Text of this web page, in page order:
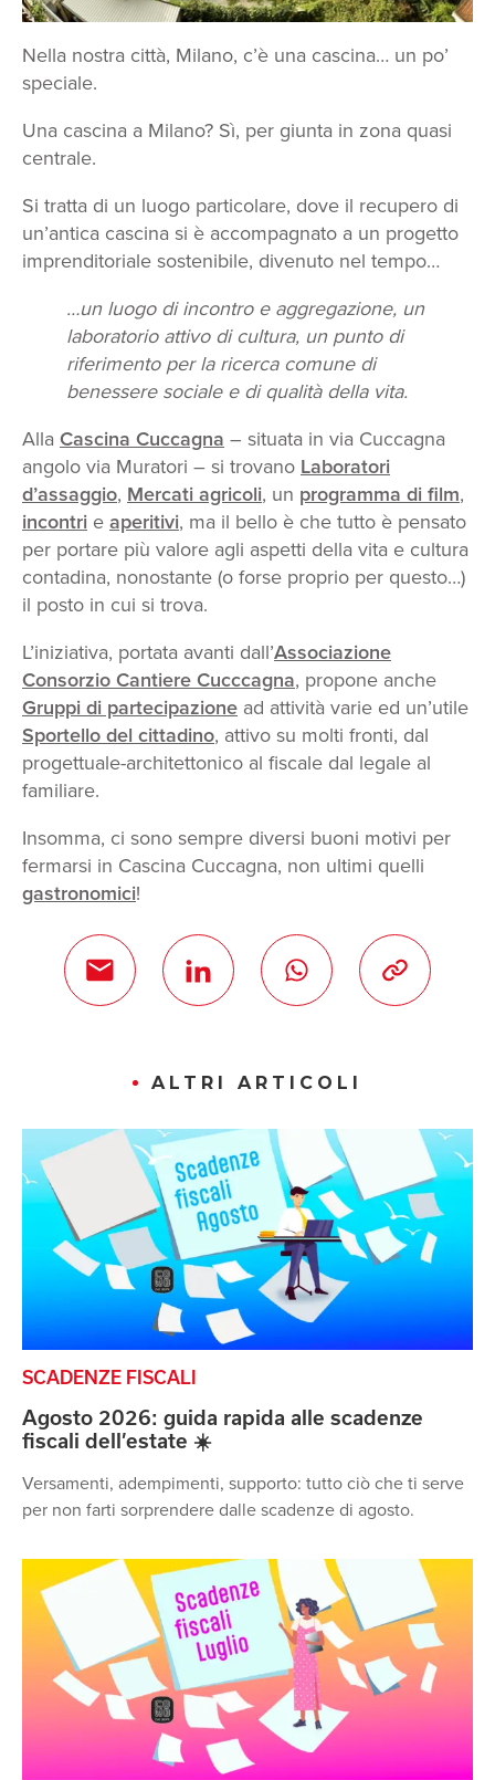
Nella nostra città, Milano, c’è una cascina… un po’
speciale.
Una cascina a Milano? Sì, per giunta in zona quasi
centrale.
Si tratta di un luogo particolare, dove il recupero di
un’antica cascina si è accompagnato a un progetto
imprenditoriale sostenibile, divenuto nel tempo…
…un luogo di incontro e aggregazione, un
laboratorio attivo di cultura, un punto di
riferimento per la ricerca comune di
benessere sociale e di qualità della vita.
Alla Cascina Cuccagna – situata in via Cuccagna
angolo via Muratori – si trovano Laboratori
d’assaggio, Mercati agricoli, un programma di film,
incontri eaperitivi, ma il bello è che tutto è pensato
per portare più valore agli aspetti della vita e cultura
contadina, nonostante (o forse proprio per questo…)
il posto in cui si trova.
L’iniziativa, portata avanti dall’Associazione
Consorzio Cantiere Cucccagna, propone anche
Gruppi di partecipazione ad attività varie ed un’utile
Sportello del cittadino, attivo su molti fronti, dal
progettuale-architettonico al fiscale dal legale al
familiare.
Insomma, ci sono sempre diversi buoni motivi per
fermarsi in Cascina Cuccagna, non ultimi quelli
gastronomici!
ALTRI ARTICOLI
SCADENZE FISCALI
Agosto 2026: guida rapida alle scadenze
fiscali dell’estate ☀️
Versamenti, adempimenti, supporto: tutto ciò che ti serve
per non farti sorprendere dalle scadenze di agosto.